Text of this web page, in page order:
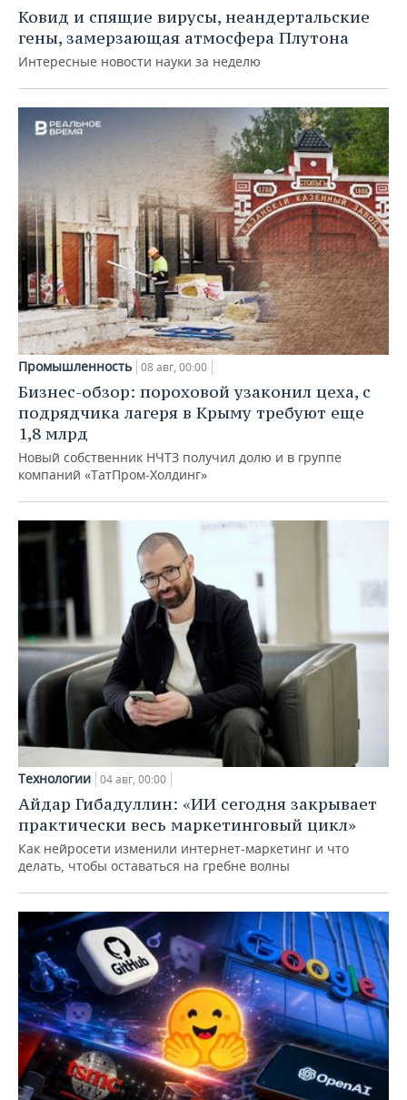
Ковид и спящие вирусы, неандертальские
гены, замерзающая атмосфера Плутона
Интересные новости науки за неделю
Промышленность 08 авг, 00:00
Бизнес-обзор: пороховой узаконил цеха, с
подрядчика лагеря в Крыму требуют еще
1,8 млрд
Новый собственник НЧТЗ получил долю и в группе
компаний «ТатПром-Холдинг»
Технологии 04 авг, 00:00
Айдар Гибадуллин: «ИИ сегодня закрывает
практически весь маркетинговый цикл»
Как нейросети изменили интернет-маркетинг и что
делать, чтобы оставаться на гребне волны